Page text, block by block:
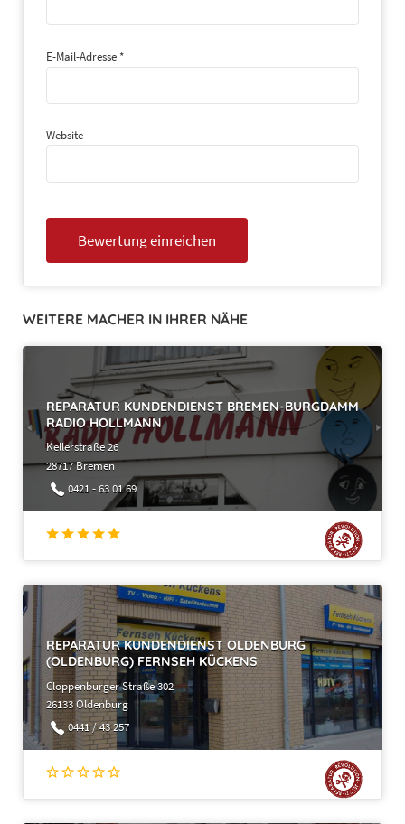
E-Mail-Adresse *
Website
WEITERE MACHER IN IHRER NÄHE
REPARATUR KUNDENDIENST BREMEN-BURGDAMM
RADIO HOLLMANN
Kellerstraße 26
28717 Bremen
0421 - 63 01 69
REPARATUR KUNDENDIENST OLDENBURG
(OLDENBURG) FERNSEH KÜCKENS
Cloppenburger Straße 302
26133 Oldenburg
0441 / 43 257